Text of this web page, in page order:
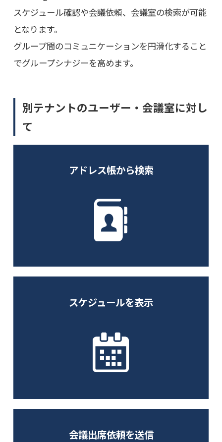
スケジュール確認や会議依頼、会議室の検索が可能
となります。
グループ間のコミュニケーションを円滑化すること
でグループシナジーを高めます。
別テナントのユーザー・会議室に対し
て
アドレス帳から検索
スケジュールを表示
会議出席依頼を送信